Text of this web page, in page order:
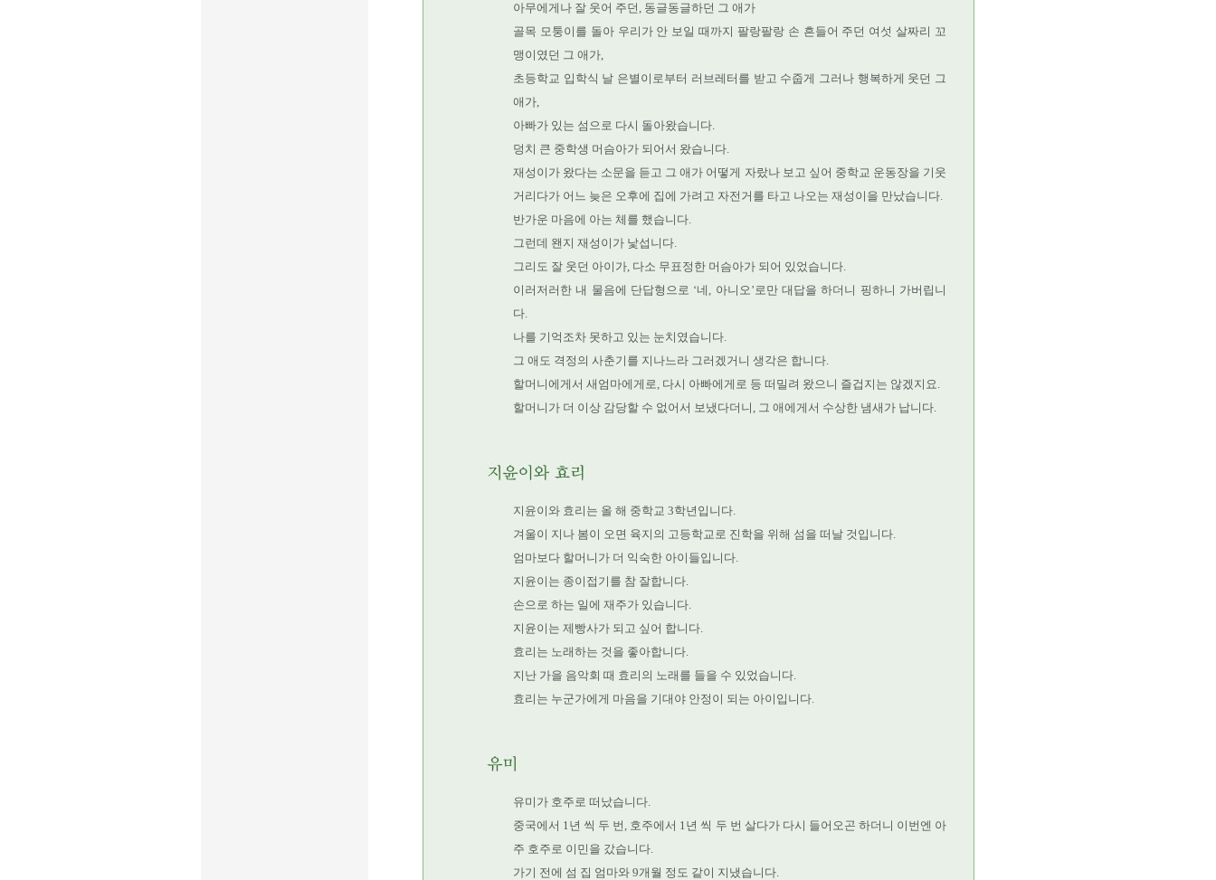
아무에게나 잘 웃어 주던, 동글동글하던 그 애가
골목 모퉁이를 돌아 우리가 안 보일 때까지 팔랑팔랑 손 흔들어 주던 여섯 살짜리 꼬
맹이였던 그 애가,
초등학교 입학식 날 은별이로부터 러브레터를 받고 수줍게 그러나 행복하게 웃던 그
애가,
아빠가 있는 섬으로 다시 돌아왔습니다.
덩치 큰 중학생 머슴아가 되어서 왔습니다.
재성이가 왔다는 소문을 듣고 그 애가 어떻게 자랐나 보고 싶어 중학교 운동장을 기웃
거리다가 어느 늦은 오후에 집에 가려고 자전거를 타고 나오는 재성이을 만났습니다.
반가운 마음에 아는 체를 했습니다.
그런데 왠지 재성이가 낯섭니다.
그리도 잘 웃던 아이가, 다소 무표정한 머슴아가 되어 있었습니다.
이러저러한 내 물음에 단답형으로 ‘네, 아니오’로만 대답을 하더니 핑하니 가버립니
다.
나를 기억조차 못하고 있는 눈치였습니다.
그 애도 격정의 사춘기를 지나느라 그러겠거니 생각은 합니다.
할머니에게서 새엄마에게로, 다시 아빠에게로 등 떠밀려 왔으니 즐겁지는 않겠지요.
할머니가 더 이상 감당할 수 없어서 보냈다더니, 그 애에게서 수상한 냄새가 납니다.
지윤이와 효리는 올 해 중학교 3학년입니다.
겨울이 지나 봄이 오면 육지의 고등학교로 진학을 위해 섬을 떠날 것입니다.
엄마보다 할머니가 더 익숙한 아이들입니다.
지윤이는 종이접기를 참 잘합니다.
손으로 하는 일에 재주가 있습니다.
지윤이는 제빵사가 되고 싶어 합니다.
효리는 노래하는 것을 좋아합니다.
지난 가을 음악회 때 효리의 노래를 들을 수 있었습니다.
효리는 누군가에게 마음을 기대야 안정이 되는 아이입니다.
유미가 호주로 떠났습니다.
중국에서 1년 씩 두 번, 호주에서 1년 씩 두 번 살다가 다시 들어오곤 하더니 이번엔 아
주 호주로 이민을 갔습니다.
가기 전에 섬 집 엄마와 9개월 정도 같이 지냈습니다.